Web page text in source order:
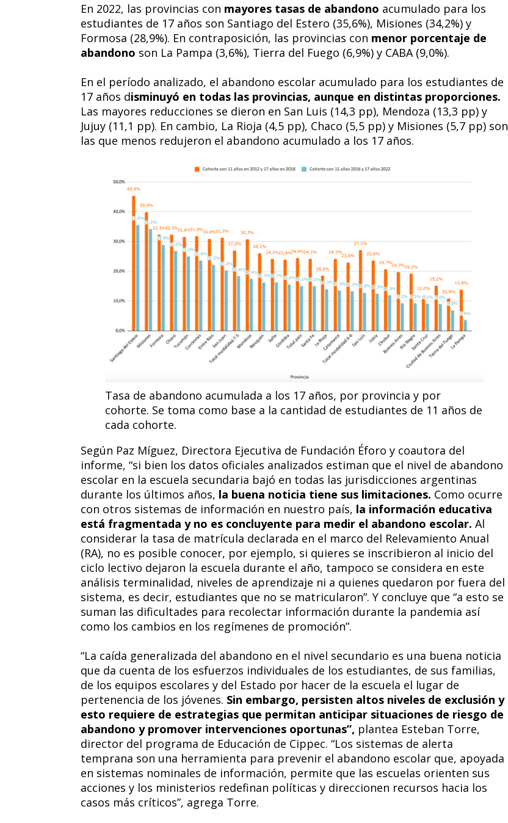
En 2022, las provincias con mayores tasas de abandono acumulado para los
estudiantes de 17 años son Santiago del Estero (35,6%), Misiones (34,2%) y
Formosa (28,9%). En contraposición, las provincias con menor porcentaje de
abandono son La Pampa (3,6%), Tierra del Fuego (6,9%) y CABA (9,0%).
En el período analizado, el abandono escolar acumulado para los estudiantes de
17 años disminuyó en todas las provincias, aunque en distintas proporciones.
Las mayores reducciones se dieron en San Luis (14,3 pp), Mendoza (13,3 pp) y
Jujuy (11,1 pp). En cambio, La Rioja (4,5 pp), Chaco (5,5 pp) y Misiones (5,7 pp) son
las que menos redujeron el abandono acumulado a los 17 años.
Tasa de abandono acumulada a los 17 años, por provincia y por
cohorte. Se toma como base a la cantidad de estudiantes de 11 años de
cada cohorte.
Según Paz Míguez, Directora Ejecutiva de Fundación Éforo y coautora del
informe, “si bien los datos oficiales analizados estiman que el nivel de abandono
escolar en la escuela secundaria bajó en todas las jurisdicciones argentinas
durante los últimos años, la buena noticia tiene sus limitaciones. Como ocurre
con otros sistemas de información en nuestro país, la información educativa
está fragmentada y no es concluyente para medir el abandono escolar. Al
considerar la tasa de matrícula declarada en el marco del Relevamiento Anual
(RA), no es posible conocer, por ejemplo, si quieres se inscribieron al inicio del
ciclo lectivo dejaron la escuela durante el año, tampoco se considera en este
análisis terminalidad, niveles de aprendizaje ni a quienes quedaron por fuera del
sistema, es decir, estudiantes que no se matricularon”. Y concluye que “a esto se
suman las dificultades para recolectar información durante la pandemia así
como los cambios en los regímenes de promoción”.
“La caída generalizada del abandono en el nivel secundario es una buena noticia
que da cuenta de los esfuerzos individuales de los estudiantes, de sus familias,
de los equipos escolares y del Estado por hacer de la escuela el lugar de
pertenencia de los jóvenes. Sin embargo, persisten altos niveles de exclusión y
esto requiere de estrategias que permitan anticipar situaciones de riesgo de
abandono y promover intervenciones oportunas”, plantea Esteban Torre,
director del programa de Educación de Cippec. “Los sistemas de alerta
temprana son una herramienta para prevenir el abandono escolar que, apoyada
en sistemas nominales de información, permite que las escuelas orienten sus
acciones y los ministerios redefinan políticas y direccionen recursos hacia los
casos más críticos”, agrega Torre.